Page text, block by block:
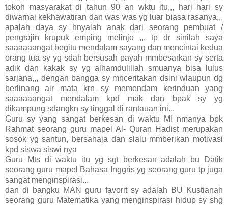
tokoh masyarakat di tahun 90 an wktu itu,,, hari hari sy
diwarnai kekhawatiran dan was was yg luar biasa rasanya,,,
apalah daya sy hnyalah anak dari seorang pembuat /
pengrajin krupuk emping melinjo ,,, tp dr sinilah saya
saaaaaangat begitu mendalam sayang dan mencintai kedua
orang tua sy yg sdah bersusah payah mmbesarkan sy serta
adik dan kakak sy yg alhamdulillah smuanya bisa lulus
sarjana,,, dengan bangga sy mnceritakan dsini wlaupun dg
berlinang air mata krn sy memendam kerinduan yang
saaaaaangat mendalam kpd mak dan bpak sy yg
dikampung sdangkn sy tinggal di rantauan ini...
Guru sy yang sangat berkesan di waktu MI nmanya bpk
Rahmat seorang guru mapel Al- Quran Hadist merupakan
sosok yg santun, bersahaja dan slalu mmberikan motivasi
kpd siswa siswi nya
Guru Mts di waktu itu yg sgt berkesan adalah bu Datik
seorang guru mapel Bahasa Inggris yg seorang guru tp juga
sangat menginspirasi...
dan di bangku MAN guru favorit sy adalah BU Kustianah
seorang guru Matematika yang menginspirasi hidup sy shg